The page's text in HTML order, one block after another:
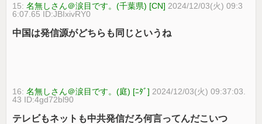
15:名無しさん＠涙目です。(千葉県) [CN] 2024/12/03(火) 09:3
6:07.65 ID:JBIxivRY0
中国は発信源がどちらも同じというね
16:名無しさん＠涙目です。(庭) [ﾆﾀﾞ] 2024/12/03(火) 09:37:03.
43 ID:4gd72bl90
テレビもネットも中共発信だろ何言ってんだこいつ